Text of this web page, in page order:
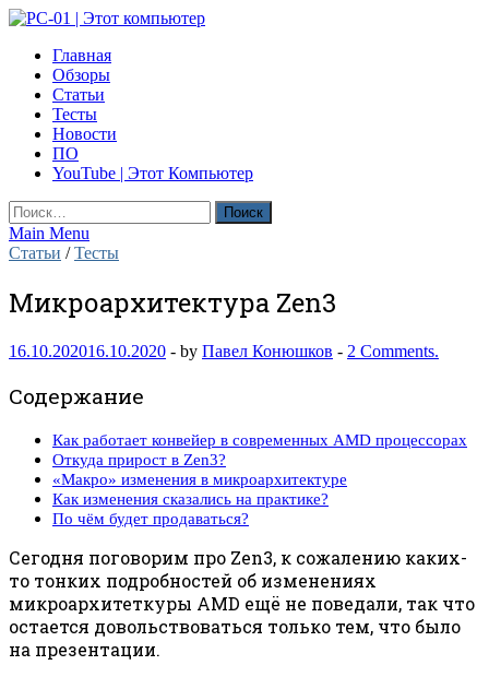
Skip
content
PC-01 | Этот компьютер
Компьютерные новости
Главная
Обзоры
Статьи
Тесты
Новости
ПО
YouTube | Этот Компьютер
Найти:
Main Menu
Статьи /Тесты
Микроархитектура Zen3
16.10.202016.10.2020 - by Павел Конюшков - 2 Comments.
Содержание
Как работает конвейер в современных AMD процессорах
Откуда прирост в Zen3?
«Макро» изменения в микроархитектуре
Как изменения сказались на практике?
По чём будет продаваться?
Сегодня поговорим про Zen3, к сожалению каких-
то тонких подробностей об изменениях
микроархитеткуры AMD ещё не поведали, так что
остается довольствоваться только тем, что было
на презентации.